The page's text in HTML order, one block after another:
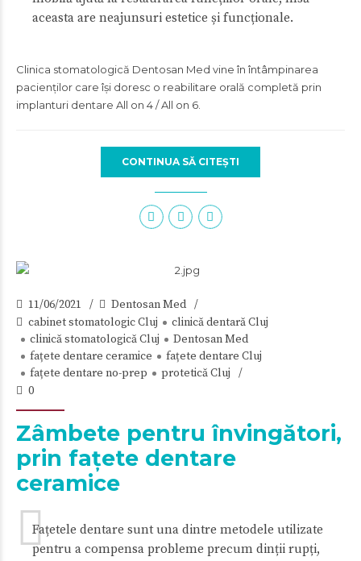
aceasta are neajunsuri estetice și funcționale.
Clinica stomatologică Dentosan Med vine în întâmpinarea
pacienților care își doresc o reabilitare orală completă prin
implanturi dentare All on 4 / All on 6.
CONTINUA SĂ CITEȘTI
11/06/2021
Dentosan Med
cabinet stomatologic Cluj
clinică dentară Cluj
clinică stomatologică Cluj
Dentosan Med
fațete dentare ceramice
fațete dentare Cluj
fațete dentare no-prep
protetică Cluj
0
Zâmbete pentru învingători,
prin fațete dentare
ceramice
Fațetele dentare sunt una dintre metodele utilizate
pentru a compensa probleme precum dinții rupți,